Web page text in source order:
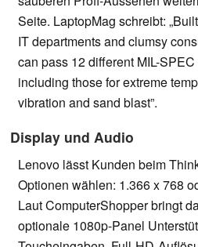
Seite. LaptopMag schreibt:
IT departments and clumsy
can pass 12 different MIL-
including those for extreme
vibration and sand blast”.
Display und Audio
Lenovo lässt Kunden beim
Optionen wählen: 1.366 x 768
Laut ComputerShopper bringt
optionale 1080p-Panel